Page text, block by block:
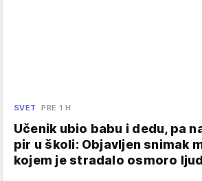
SVET PRE 1 H
Učenik ubio babu i dedu, pa
pir u školi: Objavljen snimak
kojem je stradalo osmoro